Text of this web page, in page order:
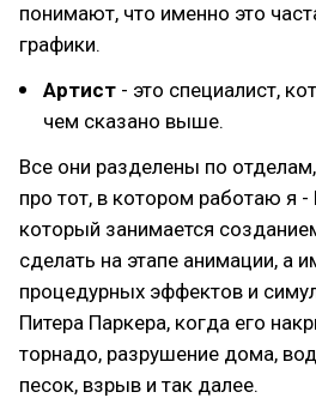
понимают, что именно это
графики.
Артист - это специалист,
чем сказано выше.
Все они разделены по
про тот, в котором работаю я -
который занимается
сделать на этапе анимации, а
процедурных эффектов и
Питера Паркера, когда его
торнадо, разрушение дома,
песок, взрыв и так далее.